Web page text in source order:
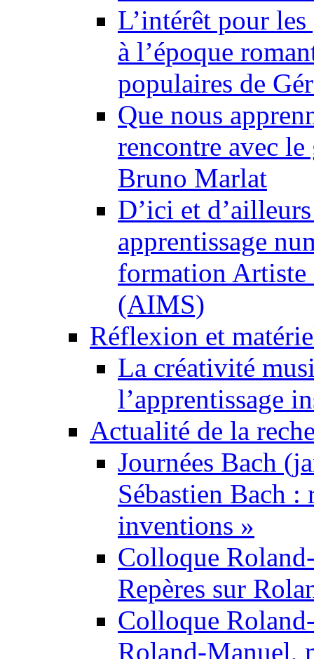
L’intérêt pour
à l’époque
populaires de
Que nous
rencontre avec
Bruno Marlat
D’ici et
apprentissage
formation Artiste
(AIMS)
Réflexion et
La créativité
l’apprentissage
Actualité de la
Journées Bach
Sébastien Bach :
inventions »
Colloque
Repères sur
Colloque
Roland-Manuel,